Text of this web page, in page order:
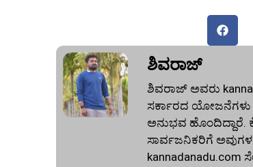
ಶಿವರಾಜ್
ಶಿವರಾಜ್ ಅವರು
ಸರ್ಕಾರದ ಯೋಜನೆಗಳು
ಅನುಭವ ಹೊಂದಿದ್ದಾರೆ.
ಸಾರ್ವಜನಿಕರಿಗೆ
kannadanadu.com